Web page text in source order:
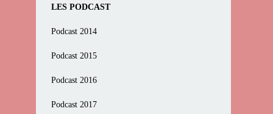
LES PODCAST
Podcast 2014
Podcast 2015
Podcast 2016
Podcast 2017